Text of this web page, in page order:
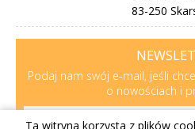
83-250
Podaj nam swój e-mail, jeśli
o nowościach i
Ta witryna korzysta z plików